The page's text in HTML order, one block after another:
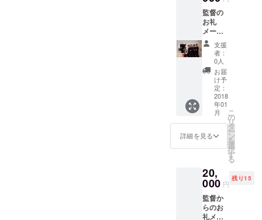
ケージ)
⭐️奇跡の
クリス
マス 特
別抜粋
NG集
監督の
お礼
メール
監督、
好きな
主演女
優俳優
のサイ
ン エン
ドロー
ルクレ
ジット
監督の
作詞作
曲CD
と、出
波ドラ
マDVD2
プレゼ
ント 主
演俳
優、
支援
者：
0人
お届
け予
定：
2018
年01
月
詳細を見る
こ
の
リ
タ
ー
ン
を
選
択
す
る
20,
000 円
残り15
監督か
らのお
礼メー